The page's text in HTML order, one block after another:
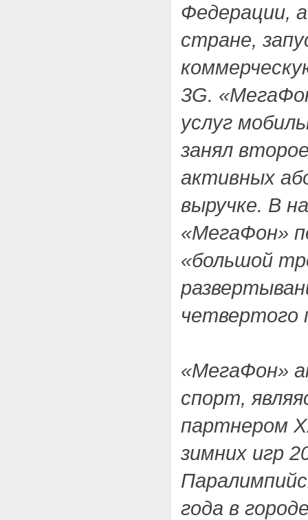
Федерации,
стране,
3G.
услуг
занял
активных
выручке. В
«МегаФон»
«большой
четвертого
«МегаФон»
спорт,
партнером
зимних игр
года в